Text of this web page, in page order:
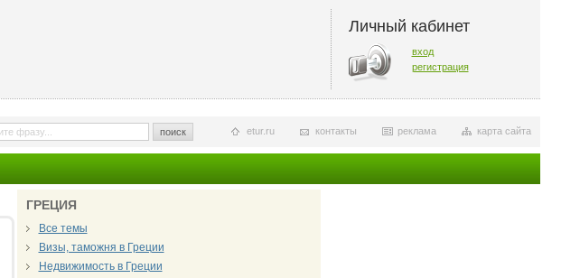
Личный кабинет
вход
регистрация
поиск карта сайта
реклама
контакты
etur.ru
ГРЕЦИЯ
Все темы
Визы, таможня в Греции
Недвижимость в Греции